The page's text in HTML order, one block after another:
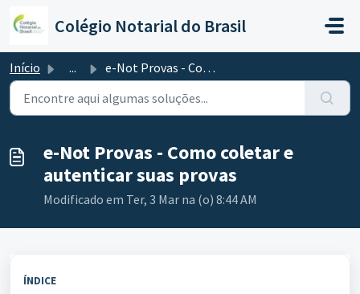
Colégio Notarial do Brasil
Início ... e-Not Provas - Como coletar e autenticar suas provas
e-Not Provas - Como coletar e
autenticar suas provas
Modificado em Ter, 3 Mar na (o) 8:44 AM
ÍNDICE